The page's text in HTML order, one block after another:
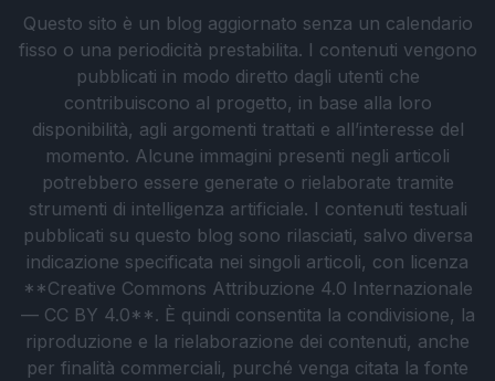
Questo sito è un blog aggiornato senza un calendario
fisso o una periodicità prestabilita. I contenuti vengono
pubblicati in modo diretto dagli utenti che
contribuiscono al progetto, in base alla loro
disponibilità, agli argomenti trattati e all’interesse del
momento. Alcune immagini presenti negli articoli
potrebbero essere generate o rielaborate tramite
strumenti di intelligenza artificiale. I contenuti testuali
pubblicati su questo blog sono rilasciati, salvo diversa
indicazione specificata nei singoli articoli, con licenza
**Creative Commons Attribuzione 4.0 Internazionale
— CC BY 4.0**. È quindi consentita la condivisione, la
riproduzione e la rielaborazione dei contenuti, anche
per finalità commerciali, purché venga citata la fonte